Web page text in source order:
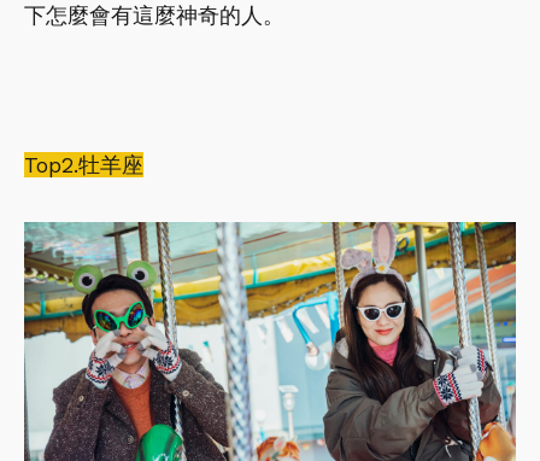
下怎麼會有這麼神奇的人。
Top2.牡羊座